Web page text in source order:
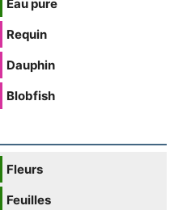
Eau pure
Requin
Dauphin
Blobfish
Fleurs
Feuilles